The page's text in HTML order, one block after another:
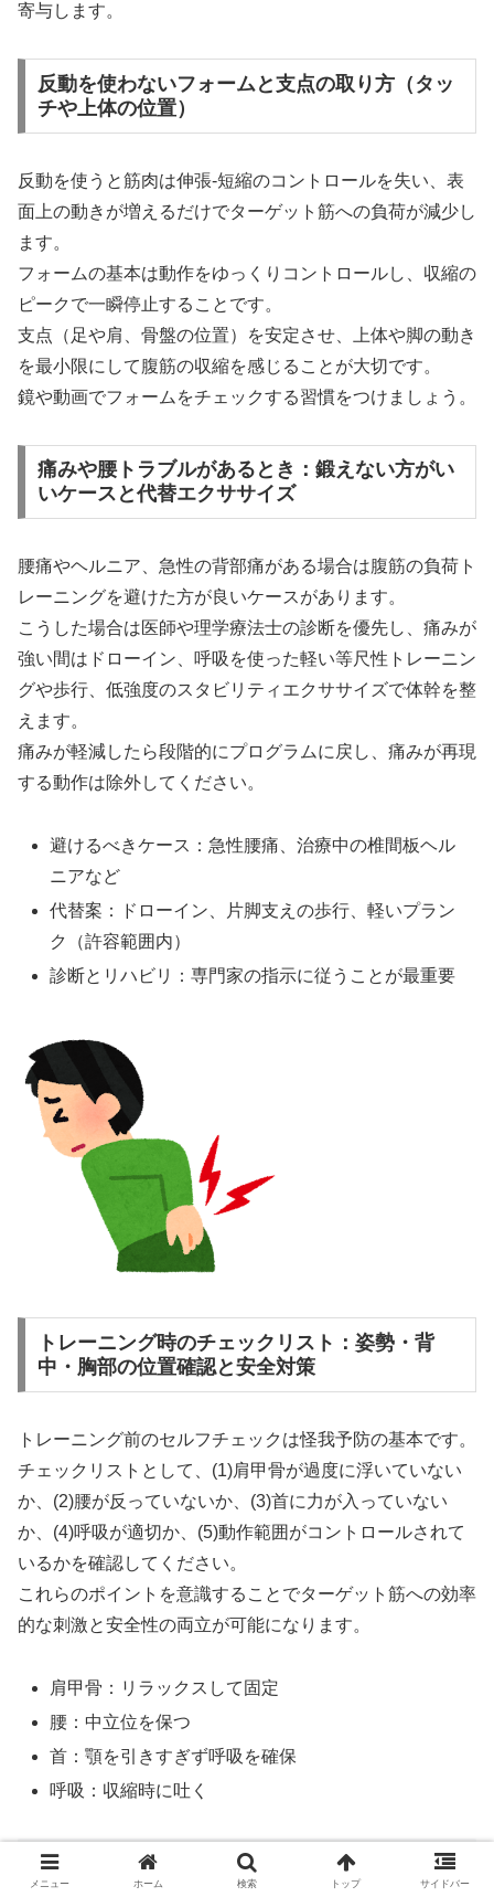
寄与します。
反動を使わないフォームと支点の取り方（タッ
チや上体の位置）
反動を使うと筋肉は伸張-短縮のコントロールを失い、表
面上の動きが増えるだけでターゲット筋への負荷が減少し
ます。
フォームの基本は動作をゆっくりコントロールし、収縮の
ピークで一瞬停止することです。
支点（足や肩、骨盤の位置）を安定させ、上体や脚の動き
を最小限にして腹筋の収縮を感じることが大切です。
鏡や動画でフォームをチェックする習慣をつけましょう。
痛みや腰トラブルがあるとき：鍛えない方がい
いケースと代替エクササイズ
腰痛やヘルニア、急性の背部痛がある場合は腹筋の負荷ト
レーニングを避けた方が良いケースがあります。
こうした場合は医師や理学療法士の診断を優先し、痛みが
強い間はドローイン、呼吸を使った軽い等尺性トレーニン
グや歩行、低強度のスタビリティエクササイズで体幹を整
えます。
痛みが軽減したら段階的にプログラムに戻し、痛みが再現
する動作は除外してください。
避けるべきケース：急性腰痛、治療中の椎間板ヘル
ニアなど
代替案：ドローイン、片脚支えの歩行、軽いプラン
ク（許容範囲内）
診断とリハビリ：専門家の指示に従うことが最重要
トレーニング時のチェックリスト：姿勢・背
中・胸部の位置確認と安全対策
トレーニング前のセルフチェックは怪我予防の基本です。
チェックリストとして、(1)肩甲骨が過度に浮いていない
か、(2)腰が反っていないか、(3)首に力が入っていない
か、(4)呼吸が適切か、(5)動作範囲がコントロールされて
いるかを確認してください。
これらのポイントを意識することでターゲット筋への効率
的な刺激と安全性の両立が可能になります。
肩甲骨：リラックスして固定
腰：中立位を保つ
首：顎を引きすぎず呼吸を確保
呼吸：収縮時に吐く
脂肪を落とす栄養戦略：筋肉を見せるため
メニュー ホーム 検索 トップ サイドバー